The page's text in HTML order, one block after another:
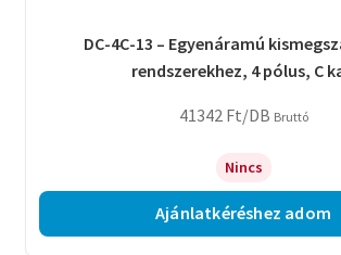
DC-4C-13 – Egyenáramú
rendszerekhez, 4 pólus, C
41342 Ft/DB Bruttó
Nincs
Ajánlatkéréshez adom